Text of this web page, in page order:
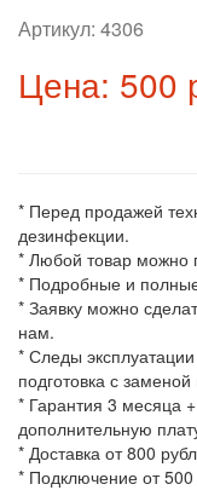
Артикул: 4306
Цена: 500
* Перед продажей
дезинфекции.
* Любой товар можно
* Подробные и
* Заявку можно
нам.
* Следы
подготовка с
* Гарантия 3 месяца
дополнительную
* Доставка от 800
* Подключение от 500